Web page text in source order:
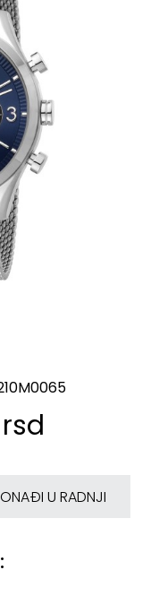
U RADNJI